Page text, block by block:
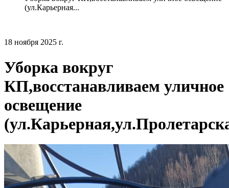
(ул.Карьерная...
18 ноября 2025 г.
Уборка вокруг
КП,восстанавливаем уличное
освещение